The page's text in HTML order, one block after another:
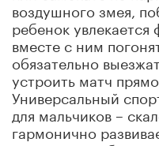
воздушного змея,
ребенок
вместе с ним
обязательно
устроить матч
Универсальный
для мальчиков –
гармонично